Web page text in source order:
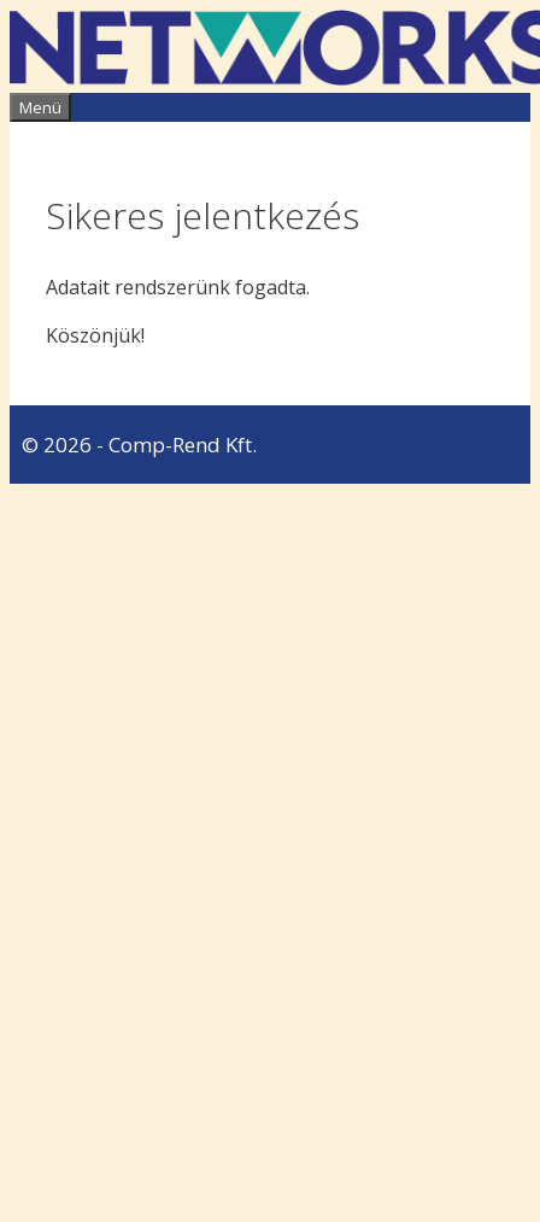
Kilépés
tartalomba
Menü
Sikeres jelentkezés
Adatait rendszerünk fogadta.
Köszönjük!
© 2026 - Comp-Rend Kft.